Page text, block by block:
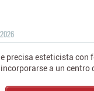
precisa esteticista con
a un centro